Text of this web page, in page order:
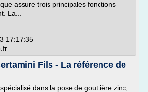
assure trois principales fonctions
La...
17:17:35
Fils - La référence de
dans la pose de gouttière zinc,